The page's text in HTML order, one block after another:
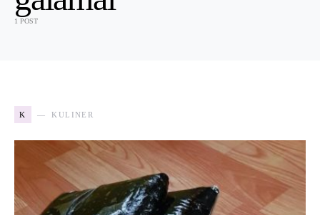
1 POST
K KULINER